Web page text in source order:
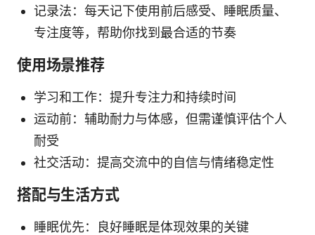
记录法：每天记下使用前后感受、睡眠质量、
专注度等，帮助你找到最合适的节奏
使用场景推荐
学习和工作：提升专注力和持续时间
运动前：辅助耐力与体感，但需谨慎评估个人
耐受
社交活动：提高交流中的自信与情绪稳定性
搭配与生活方式
睡眠优先：良好睡眠是体现效果的关键